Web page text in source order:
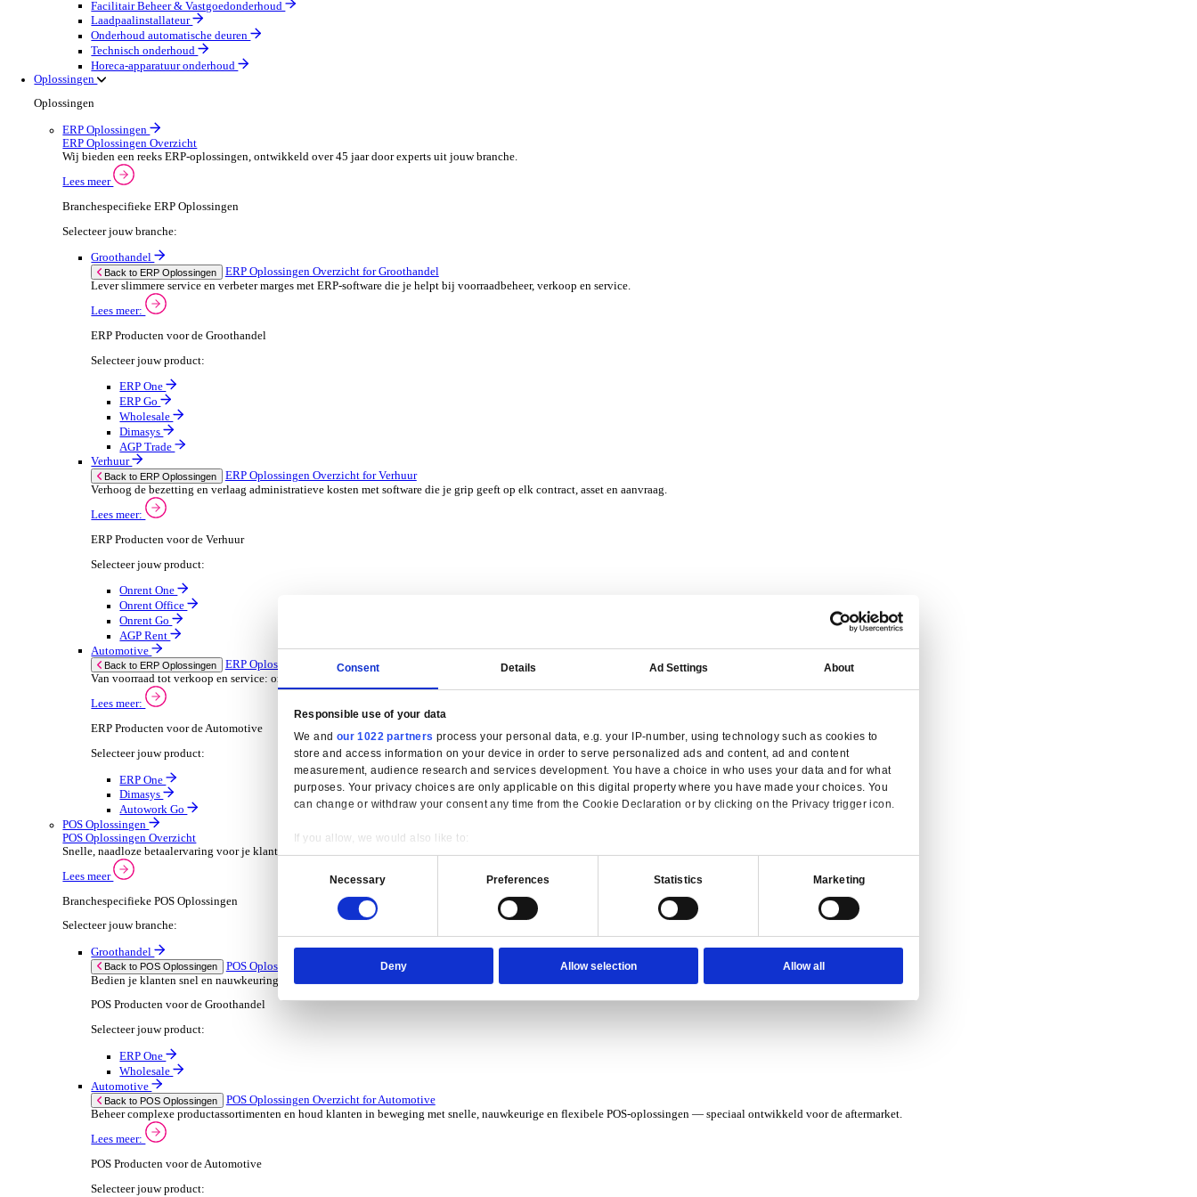
Machines & Gereedschap
Field Service
Field Service Overzicht
Stroomlijn je processen, neem betere beslissingen en geef je team een boost met een alles-in-één field service platform.
Selecteer jouw branche:
Brandbeveiliging & Brandveiligheid
Waterhygiëne en behandeling
Sanitair- en verwarming
Beveiligingsinstallateur
Elektrotechnische installateur
Medische apparatuur onderhoud
Lift- en roltraponderhoud
Facilitair Beheer & Vastgoedonderhoud
Onderhoud automatische deuren
Technisch onderhoud
Horeca-apparatuur onderhoud
Oplossingen
Oplossingen
ERP Oplossingen
ERP Oplossingen Overzicht
Wij bieden een reeks ERP-oplossingen, ontwikkeld over 45 jaar door experts uit jouw branche.
Branchespecifieke ERP Oplossingen
Selecteer jouw branche:
Groothandel
Back to ERP Oplossingen
Lever slimmere service en verbeter marges met ERP-software die je helpt bij voorraadbeheer, verkoop en service.
Lees meer:
ERP Producten voor de Groothandel
Selecteer jouw product:
ERP One
ERP Go
Wholesale
Dimasys
AGP Trade
Verhuur
Back to ERP Oplossingen
ERP Oplossingen Overzicht for Verhuur
Verhoog de bezetting en verlaag administratieve kosten met software die je grip geeft op elk contract, asset en aanvraag.
Lees meer:
ERP Producten voor de Verhuur
Selecteer jouw product:
Onrent One
Onrent Office
Onrent Go
AGP Rent
Automotive
Back to ERP Oplossingen
Van voorraad tot verkoop en service: ontdek de ERP-oplossingen die jouw aftermarketbedrijf in topvorm houden.